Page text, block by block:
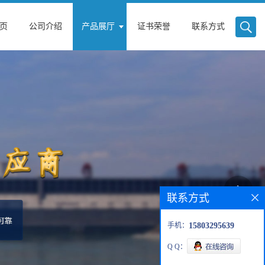
公司介绍 产品展厅 证书荣誉 联系方式
联系方式
手机： 15803295639
Q Q：